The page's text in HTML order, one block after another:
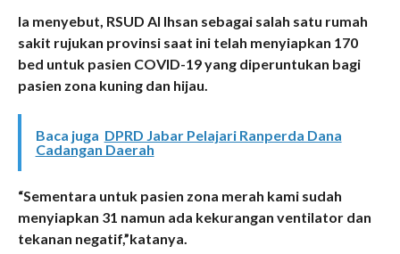
Ia menyebut, RSUD Al Ihsan sebagai salah satu rumah
sakit rujukan provinsi saat ini telah menyiapkan 170
bed untuk pasien COVID-19 yang diperuntukan bagi
pasien zona kuning dan hijau.
Baca juga DPRD Jabar Pelajari Ranperda Dana
Cadangan Daerah
“Sementara untuk pasien zona merah kami sudah
menyiapkan 31 namun ada kekurangan ventilator dan
tekanan negatif,”katanya.